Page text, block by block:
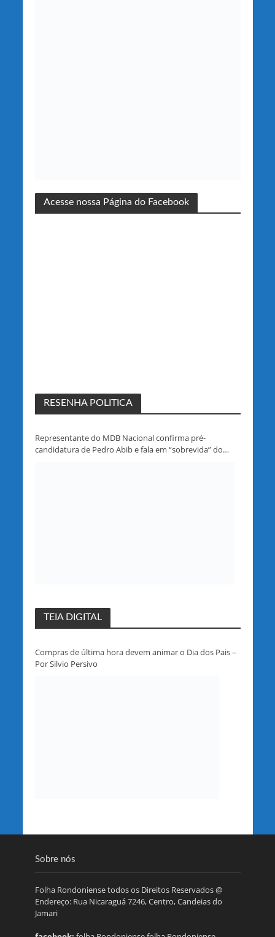
Acesse nossa Página do Facebook
RESENHA POLITICA
Representante do MDB Nacional confirma pré-
candidatura de Pedro Abib e fala em “sobrevida” do
TEIA DIGITAL
Compras de última hora devem animar o Dia dos Pais –
Por Silvio Persivo
Sobre nós
Folha Rondoniense todos os Direitos Reservados @
Endereço: Rua Nicaraguá 7246, Centro, Candeias do
Jamari